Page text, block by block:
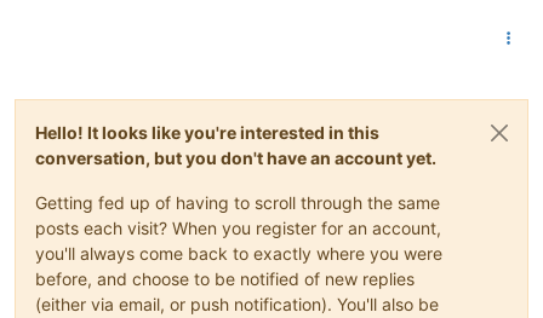
Hello! It looks like you're interested in this
conversation, but you don't have an account yet.
Getting fed up of having to scroll through the same
posts each visit? When you register for an account,
you'll always come back to exactly where you were
before, and choose to be notified of new replies
(either via email, or push notification). You'll also be